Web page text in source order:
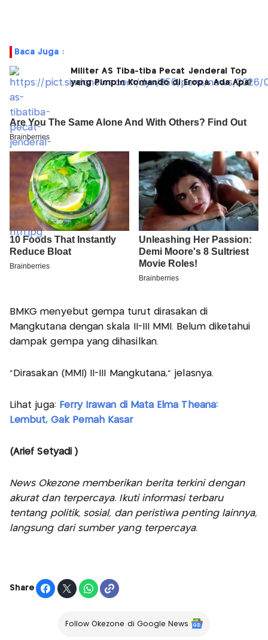
Baca Juga :
Militer AS Tiba-tiba Pecat Jenderal Top
yang Pimpin Komando di Eropa, Ada Apa?
BMKG menyebut gempa turut dirasakan di
Mangkutana dengan skala II-III MMI. Belum diketahui
dampak gempa yang dihasilkan.
"Dirasakan (MMI) II-III Mangkutana," jelasnya.
Lihat juga: Ferry Irawan di Mata Elma Theana:
Lembut, Gak Pernah Kasar
(Arief Setyadi )
News Okezone memberikan berita terkini dengan
akurat dan terpercaya. Ikuti informasi terbaru
tentang politik, sosial, dan peristiwa penting lainnya,
langsung dari sumber yang terpercaya.
Share
Follow Okezone di Google News